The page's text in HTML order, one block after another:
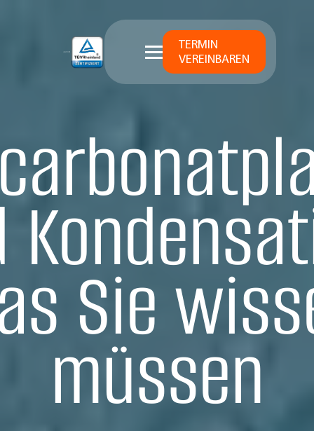
TERMIN
VEREINBAREN
Sie
müssen